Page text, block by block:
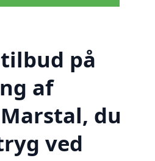
på
af
du
ved